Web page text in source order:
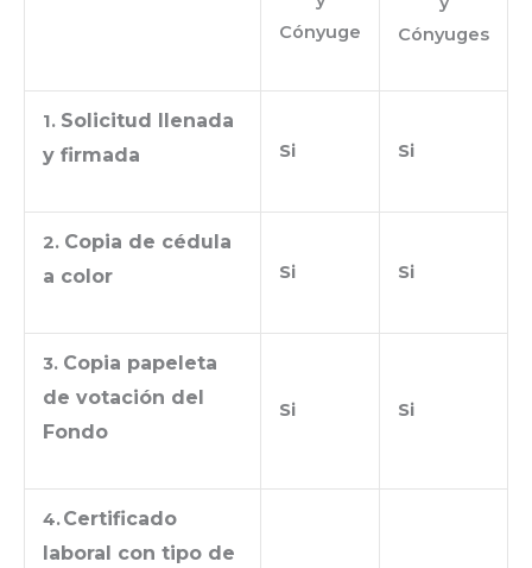
Cónyuge
Cónyuges
1. Solicitud llenada
y firmada
Si Si
2. Copia de cédula
a color
Si Si
3. Copia papeleta
de votación del
Fondo
Si Si
4.Certificado
laboral con tipo de